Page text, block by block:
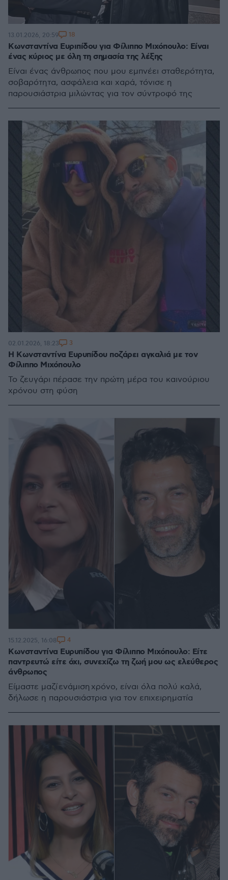
Κωνσταντίνα Ευριπίδου για Φίλιππο Μιχόπουλο: Είναι
ένας κύριος με όλη τη σημασία της λέξης
Είναι ένας άνθρωπος που μου εμπνέει σταθερότητα,
σοβαρότητα, ασφάλεια και χαρά, τόνισε η
παρουσιάστρια μιλώντας για τον σύντροφό της
13.01.2026, 20:59 18
Η Κωνσταντίνα Ευρυπίδου ποζάρει αγκαλιά με τον
Φίλιππο Μιχόπουλο
Το ζευγάρι πέρασε την πρώτη μέρα του καινούριου
χρόνου στη φύση
02.01.2026, 18:23 3
Κωνσταντίνα Ευρυπίδου για Φίλιππο Μιχόπουλο: Είτε
παντρευτώ είτε όχι, συνεχίζω τη ζωή μου ως ελεύθερος
άνθρωπος
Είμαστε μαζί ενάμιση χρόνο, είναι όλα πολύ καλά,
δήλωσε η παρουσιάστρια για τον επιχειρηματία
15.12.2025, 16:08 4